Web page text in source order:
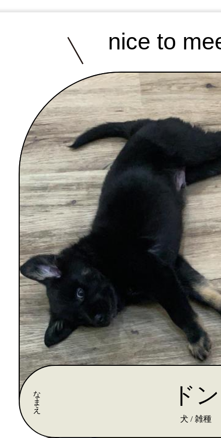
nice to
な
ま
え
ドン
犬 / 雑種